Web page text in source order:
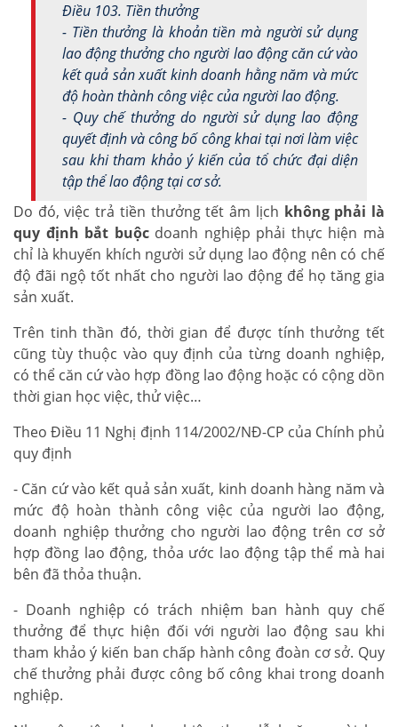
Điều 103. Tiền thưởng
- Tiền thưởng là khoản tiền mà người sử dụng
lao động thưởng cho người lao động căn cứ vào
kết quả sản xuất kinh doanh hằng năm và mức
độ hoàn thành công việc của người lao động.
- Quy chế thưởng do người sử dụng lao động
quyết định và công bố công khai tại nơi làm việc
sau khi tham khảo ý kiến của tổ chức đại diện
tập thể lao động tại cơ sở.
Do đó, việc trả tiền thưởng tết âm lịch không phải là
quy định bắt buộcdoanh nghiệp phải thực hiện mà
chỉ là khuyến khích người sử dụng lao động nên có chế
độ đãi ngộ tốt nhất cho người lao động để họ tăng gia
sản xuất.
Trên tinh thần đó, thời gian để được tính thưởng tết
cũng tùy thuộc vào quy định của từng doanh nghiệp,
có thể căn cứ vào hợp đồng lao động hoặc có cộng dồn
thời gian học việc, thử việc…
Theo Điều 11 Nghị định 114/2002/NĐ-CP của Chính phủ
quy định
- Căn cứ vào kết quả sản xuất, kinh doanh hàng năm và
mức độ hoàn thành công việc của người lao động,
doanh nghiệp thưởng cho người lao động trên cơ sở
hợp đồng lao động, thỏa ước lao động tập thể mà hai
bên đã thỏa thuận.
- Doanh nghiệp có trách nhiệm ban hành quy chế
thưởng để thực hiện đối với người lao động sau khi
tham khảo ý kiến ban chấp hành công đoàn cơ sở. Quy
chế thưởng phải được công bố công khai trong doanh
nghiệp.